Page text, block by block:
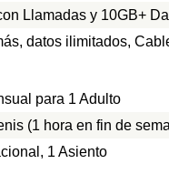
Llamadas y 10GB+
datos ilimitados,
para 1 Adulto
(1 hora en fin de
1 Asiento